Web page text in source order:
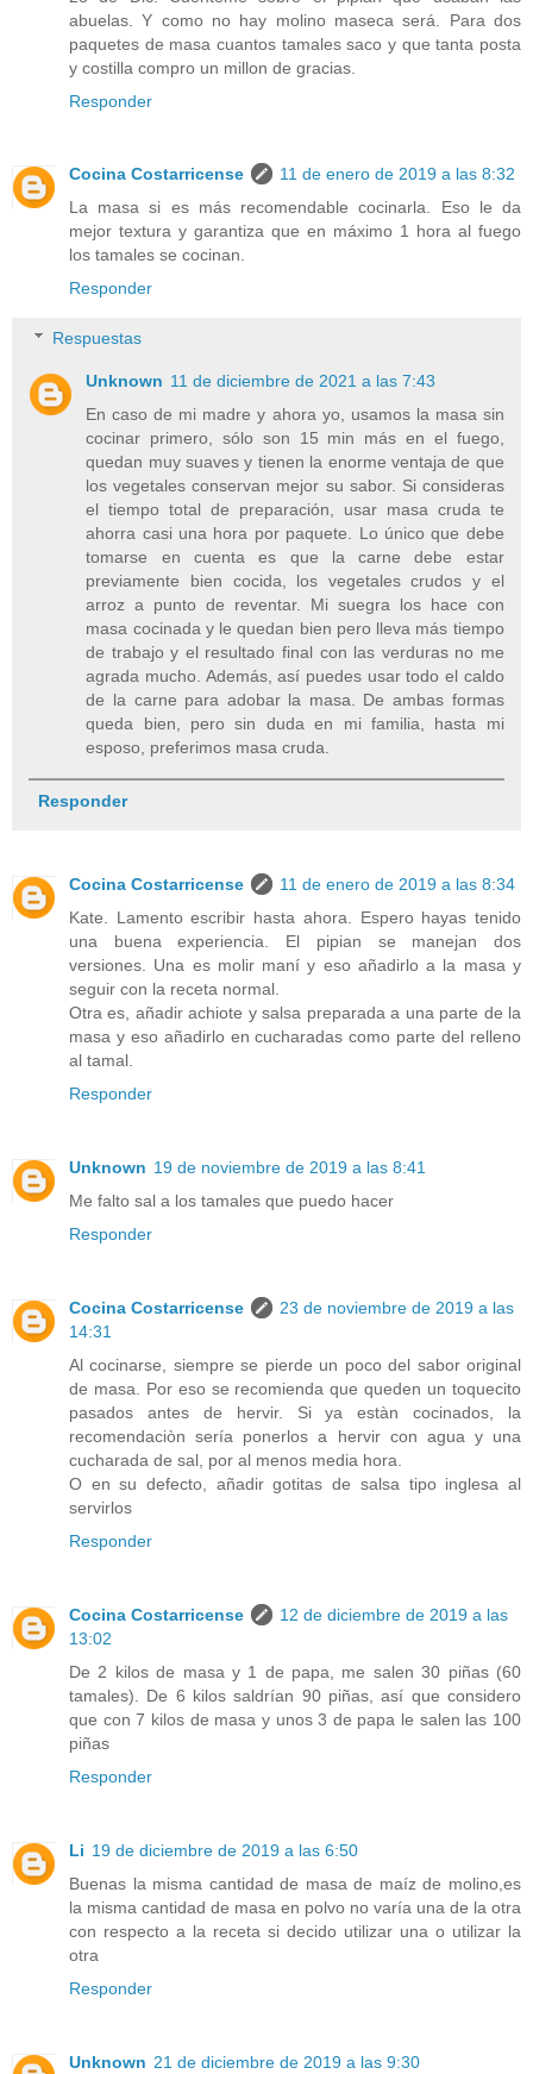
abuelas. Y como no hay molino maseca será. Para dos
paquetes de masa cuantos tamales saco y que tanta posta
y costilla compro un millon de gracias.
Responder
Cocina Costarricense
11 de enero de 2019 a las 8:32
La masa si es más recomendable cocinarla. Eso le da
mejor textura y garantiza que en máximo 1 hora al fuego
los tamales se cocinan.
Responder
Respuestas
Unknown 11 de diciembre de 2021 a las 7:43
En caso de mi madre y ahora yo, usamos la masa sin
cocinar primero, sólo son 15 min más en el fuego,
quedan muy suaves y tienen la enorme ventaja de que
los vegetales conservan mejor su sabor. Si consideras
el tiempo total de preparación, usar masa cruda te
ahorra casi una hora por paquete. Lo único que debe
tomarse en cuenta es que la carne debe estar
previamente bien cocida, los vegetales crudos y el
arroz a punto de reventar. Mi suegra los hace con
masa cocinada y le quedan bien pero lleva más tiempo
de trabajo y el resultado final con las verduras no me
agrada mucho. Además, así puedes usar todo el caldo
de la carne para adobar la masa. De ambas formas
queda bien, pero sin duda en mi familia, hasta mi
esposo, preferimos masa cruda.
Responder
Cocina Costarricense
11 de enero de 2019 a las 8:34
Kate. Lamento escribir hasta ahora. Espero hayas tenido
una buena experiencia. El pipian se manejan dos
versiones. Una es molir maní y eso añadirlo a la masa y
seguir con la receta normal.
Otra es, añadir achiote y salsa preparada a una parte de la
masa y eso añadirlo en cucharadas como parte del relleno
al tamal.
Responder
Unknown 19 de noviembre de 2019 a las 8:41
Me falto sal a los tamales que puedo hacer
Responder
Cocina Costarricense
23 de noviembre de 2019 a las
14:31
Al cocinarse, siempre se pierde un poco del sabor original
de masa. Por eso se recomienda que queden un toquecito
pasados antes de hervir. Si ya estàn cocinados, la
recomendaciòn sería ponerlos a hervir con agua y una
cucharada de sal, por al menos media hora.
O en su defecto, añadir gotitas de salsa tipo inglesa al
servirlos
Responder
Cocina Costarricense
12 de diciembre de 2019 a las
13:02
De 2 kilos de masa y 1 de papa, me salen 30 piñas (60
tamales). De 6 kilos saldrían 90 piñas, así que considero
que con 7 kilos de masa y unos 3 de papa le salen las 100
piñas
Responder
Li 19 de diciembre de 2019 a las 6:50
Buenas la misma cantidad de masa de maíz de molino,es
la misma cantidad de masa en polvo no varía una de la otra
con respecto a la receta si decido utilizar una o utilizar la
otra
Responder
Unknown 21 de diciembre de 2019 a las 9:30